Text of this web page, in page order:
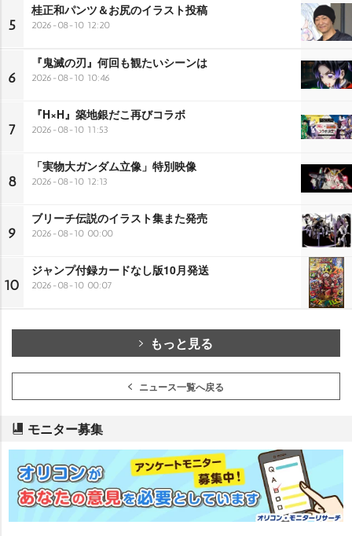
5
桂正和パンツ＆お尻のイラスト投稿
2026-08-10 12:20
6
『鬼滅の刃』何回も観たいシーンは
2026-08-10 10:46
7
『H×H』築地銀だこ再びコラボ
2026-08-10 11:53
8
「実物大ガンダム立像」特別映像
2026-08-10 12:13
9
ブリーチ伝説のイラスト集また発売
2026-08-10 00:00
10
ジャンプ付録カードなし版10月発送
2026-08-10 00:07
もっと見る
ニュース一覧へ戻る
モニター募集